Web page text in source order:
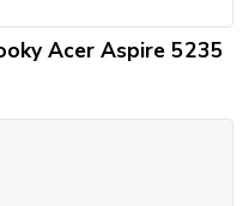
Acer Aspire 5235